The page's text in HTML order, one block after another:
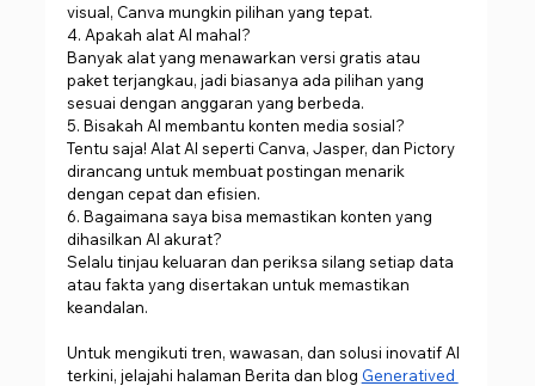
visual, Canva mungkin pilihan yang tepat.
4. Apakah alat AI mahal?
Banyak alat yang menawarkan versi gratis atau
paket terjangkau, jadi biasanya ada pilihan yang
sesuai dengan anggaran yang berbeda.
5. Bisakah AI membantu konten media sosial?
Tentu saja! Alat AI seperti Canva, Jasper, dan Pictory
dirancang untuk membuat postingan menarik
dengan cepat dan efisien.
6. Bagaimana saya bisa memastikan konten yang
dihasilkan AI akurat?
Selalu tinjau keluaran dan periksa silang setiap data
atau fakta yang disertakan untuk memastikan
keandalan.
Untuk mengikuti tren, wawasan, dan solusi inovatif AI
terkini, jelajahi halaman Berita dan blog Generatived